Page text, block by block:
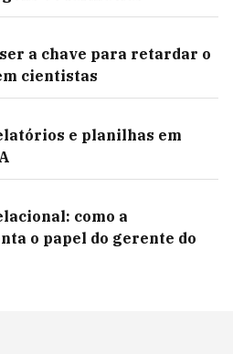
a chave para retardar o
cientistas
e planilhas em
como a
o papel do gerente do